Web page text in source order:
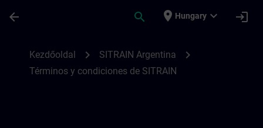
arrow_back search place Hungary expand_more login
Kezdőoldal chevron_right SITRAIN Argentina chevron_right
Términos y condiciones de SITRAIN